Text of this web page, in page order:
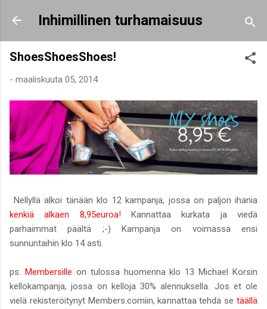
Siirry pääsisältöön
Inhimillinen turhamaisuus
ShoesShoesShoes!
- maaliskuuta 05, 2014
Nellyllä alkoi tänään klo 12 kampanja, jossa on paljon ihania
kenkiä alkaen 8,95euroa! Kannattaa kurkata ja viedä
parhaimmat päältä ;-) Kampanja on voimassa ensi
sunnuntaihin klo 14 asti.
ps. Membersille on tulossa huomenna klo 13 Michael Korsin
kellokampanja, jossa on kelloja 30% alennuksella. Jos et ole
vielä rekisteröitynyt Members.comiin, kannattaa tehdä se täällä